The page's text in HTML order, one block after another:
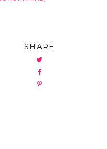
SHARE